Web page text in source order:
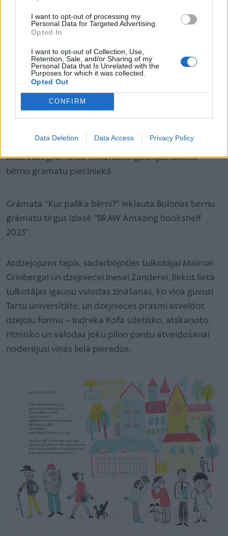
I want to opt-out of processing my
Personal Data for Targeted Advertising.
Opted In
I want to opt-out of Collection, Use,
Retention, Sale, and/or Sharing of my
Personal Data that Is Unrelated with the
Purposes for which it was collected.
Opted Out
CONFIRM
Data Deletion Data Access Privacy Policy
kas saņēmusi apbalvojumus gan par dzejoļiem, gan
ilustrācijām.
Māksliniece Elina Sildre (1980) studējusi grafisko
dizainu Igaunijas Mākslas akadēmijā, ilustrējusi
vairāk nekā 30 bērnu grāmatas, sadarbojas ar bērnu
žurnāliem un zīmē komiksus.
grāmatu ilustrācijās. 2010. un 2020. gadā viņas
ilustrētās grāmatas iekļuvušas Igaunijas labāko
bērnu grāmatu pieciniekā.
Grāmata “Kur palika bērni?” iekļauta Boloņas bērnu
grāmatu tirgus izlasē “BRAW Amazing bookshelf
2023”.
Atdzejojums tapis, sadarbojoties tulkotājai Maimai
Grīnbergai un dzejniecei Inesei Zanderei, liekot lietā
tulkotājas igauņu valodas zināšanas, ko viņa guvusi
Tartu universitātē, un dzejnieces prasmi atveidot
dzejoļu formu – Indreka Kofa sižetisko, atskaņoto,
ritmisko un valodas joku pilno pantu atveidošanai
noderējusi viņas lielā pieredze.